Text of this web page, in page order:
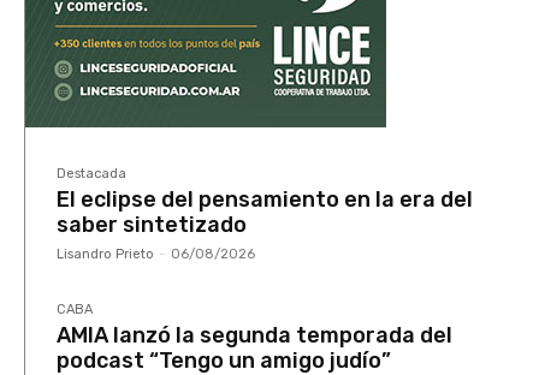
Destacada
El eclipse del pensamiento en la era del
saber sintetizado
Lisandro Prieto - 06/08/2026
CABA
AMIA lanzó la segunda temporada del
podcast “Tengo un amigo judío”